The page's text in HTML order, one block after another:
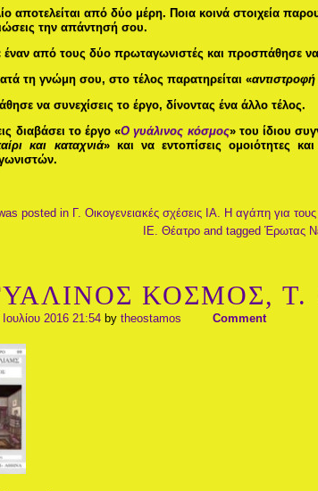
αποτελείται από δύο μέρη. Ποια κοινά στοιχεία
την απάντησή σου.
έναν από τους δύο πρωταγωνιστές και προσπάθησε
τη γνώμη σου, στο τέλος παρατηρείται «
να συνεχίσεις το έργο, δίνοντας ένα άλλο τέλος.
διαβάσει το έργο «Ο γυάλινος κόσμος» του ίδιου
και καταχνιά» και να εντοπίσεις ομοιότητες
posted in Γ. Οικογενειακές σχέσεις ΙΑ. Η αγάπη για
ΙΕ. Θέατρο and tagged Έρωτας
ΚΟΣΜΟΣ, Τ.
2016 21:54 by theostamos Comment